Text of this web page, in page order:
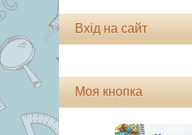
Вхід на сайт
Моя кнопка